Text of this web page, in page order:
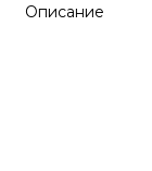
Описание